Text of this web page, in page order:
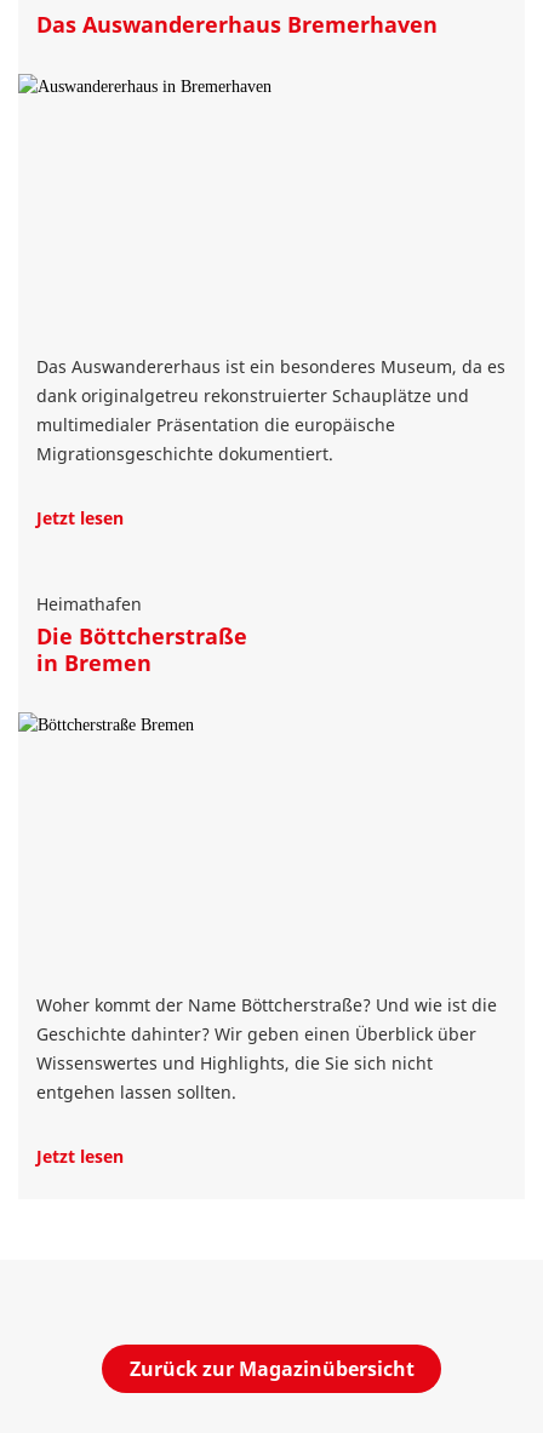
Das Auswandererhaus Bremerhaven
Das Auswandererhaus ist ein besonderes Museum, da es
dank originalgetreu rekonstruierter Schauplätze und
multimedialer Präsentation die europäische
Migrationsgeschichte dokumentiert.
Jetzt lesen
Heimathafen
Die Böttcherstraße
in Bremen
Woher kommt der Name Böttcherstraße? Und wie ist die
Geschichte dahinter? Wir geben einen Überblick über
Wissenswertes und Highlights, die Sie sich nicht
entgehen lassen sollten.
Jetzt lesen
Zurück zur Magazinübersicht